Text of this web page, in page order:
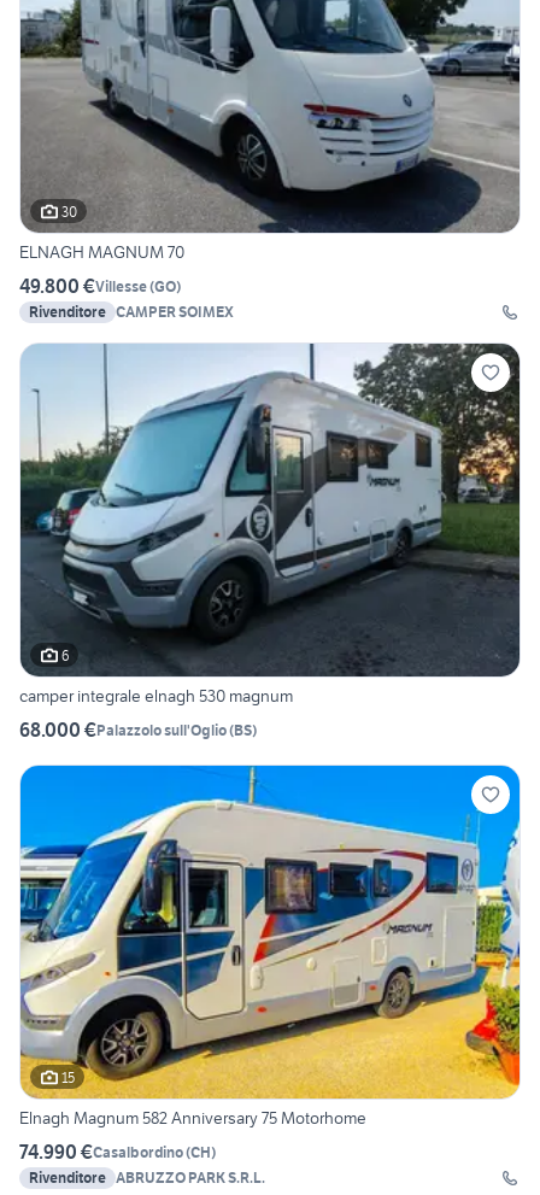
30
ELNAGH MAGNUM 70
49.800 €Villesse(GO)
Rivenditore CAMPER SOIMEX
6
camper integrale elnagh 530 magnum
68.000 €Palazzolo sull'Oglio(BS)
15
Elnagh Magnum 582 Anniversary 75 Motorhome
74.990 €Casalbordino(CH)
Rivenditore ABRUZZO PARK S.R.L.